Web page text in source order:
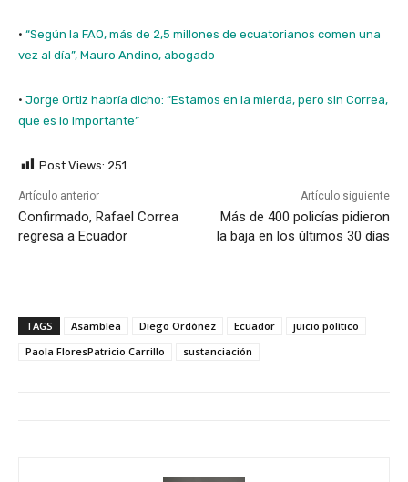
· “Según la FAO, más de 2,5 millones de ecuatorianos comen una
vez al día”, Mauro Andino, abogado
· Jorge Ortiz habría dicho: “Estamos en la mierda, pero sin Correa,
que es lo importante”
Post Views: 251
Artículo anterior
Confirmado, Rafael Correa
regresa a Ecuador
Artículo siguiente
Más de 400 policías pidieron
la baja en los últimos 30 días
TAGS Asamblea Diego Ordóñez Ecuador
juicio político
Paola FloresPatricio Carrillo
sustanciación